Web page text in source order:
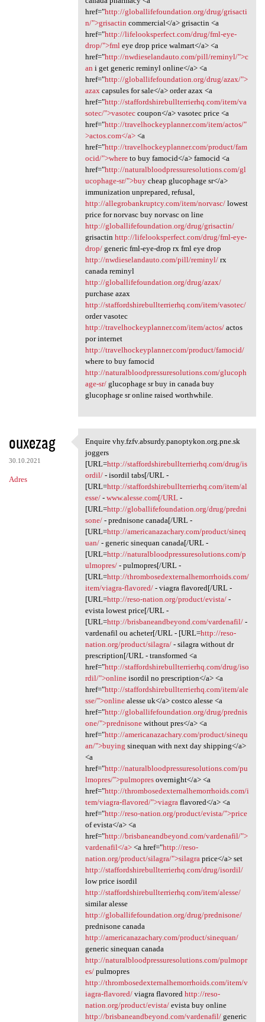
href="http://globallifefoundation.org/drug/grisacti
n/">grisactin commercial</a> grisactin <a
href="http://lifelooksperfect.com/drug/fml-eye-
drop/">fml eye drop price walmart</a> <a
href="http://nwdieselandauto.com/pill/reminyl/">c
an i get generic reminyl online</a> <a
href="http://globallifefoundation.org/drug/azax/">
azax capsules for sale</a> order azax <a
href="http://staffordshirebullterrierhq.com/item/va
sotec/">vasoteccoupon</a> vasotec price <a
href="http://travelhockeyplanner.com/item/actos/"
>actos.com</a><a
href="http://travelhockeyplanner.com/product/fam
ocid/">whereto buy famocid</a> famocid <a
href="http://naturalbloodpressuresolutions.com/gl
ucophage-sr/">buycheap glucophage sr</a>
immunization unprepared, refusal,
http://allegrobankruptcy.com/item/norvasc/lowest
price for norvasc buy norvasc on line
http://globallifefoundation.org/drug/grisactin/
grisactin http://lifelooksperfect.com/drug/fml-eye-
drop/generic fml-eye-drop rx fml eye drop
http://nwdieselandauto.com/pill/reminyl/rx
canada reminyl
http://globallifefoundation.org/drug/azax/
purchase azax
http://staffordshirebullterrierhq.com/item/vasotec/
order vasotec
http://travelhockeyplanner.com/item/actos/actos
por internet
http://travelhockeyplanner.com/product/famocid/
where to buy famocid
http://naturalbloodpressuresolutions.com/glucoph
age-sr/glucophage sr buy in canada buy
glucophage sr online raised worthwhile.
ouxezag
30.10.2021
Adres
Enquire vhy.fzfv.absurdy
Enquire vhy.fzfv.absurdy.panoptykon.org.pne.sk
joggers
[URL=http://staffordshirebullterrierhq.com/drug/is
ordil/- isordil tabs[/URL -
[URL=http://staffordshirebullterrierhq.com/item/al
esse/- www.alesse.com[/URL-
[URL=http://globallifefoundation.org/drug/predni
sone/- prednisone canada[/URL -
[URL=http://americanazachary.com/product/sineq
uan/- generic sinequan canada[/URL -
[URL=http://naturalbloodpressuresolutions.com/p
ulmopres/- pulmopres[/URL -
[URL=http://thrombosedexternalhemorrhoids.com/
item/viagra-flavored/- viagra flavored[/URL -
[URL=http://reso-nation.org/product/evista/-
evista lowest price[/URL -
[URL=http://brisbaneandbeyond.com/vardenafil/-
vardenafil ou acheter[/URL - [URL=http://reso-
nation.org/product/silagra/- silagra without dr
prescription[/URL - transformed <a
href="http://staffordshirebullterrierhq.com/drug/iso
rdil/">onlineisordil no prescription</a> <a
href="http://staffordshirebullterrierhq.com/item/ale
sse/">onlinealesse uk</a> costco alesse <a
href="http://globallifefoundation.org/drug/prednis
one/">prednisonewithout pres</a> <a
href="http://americanazachary.com/product/sinequ
an/">buying sinequan with next day shipping</a>
<a
href="http://naturalbloodpressuresolutions.com/pu
lmopres/">pulmopresovernight</a> <a
href="http://thrombosedexternalhemorrhoids.com/i
tem/viagra-flavored/">viagraflavored</a> <a
href="http://reso-nation.org/product/evista/">price
of evista</a> <a
href="http://brisbaneandbeyond.com/vardenafil/">
vardenafil</a><a href="http://reso-
nation.org/product/silagra/">silagraprice</a> set
http://staffordshirebullterrierhq.com/drug/isordil/
low price isordil
http://staffordshirebullterrierhq.com/item/alesse/
similar alesse
http://globallifefoundation.org/drug/prednisone/
prednisone canada
http://americanazachary.com/product/sinequan/
generic sinequan canada
http://naturalbloodpressuresolutions.com/pulmopr
es/pulmopres
http://thrombosedexternalhemorrhoids.com/item/v
iagra-flavored/viagra flavored http://reso-
nation.org/product/evista/evista buy online
http://brisbaneandbeyond.com/vardenafil/generic